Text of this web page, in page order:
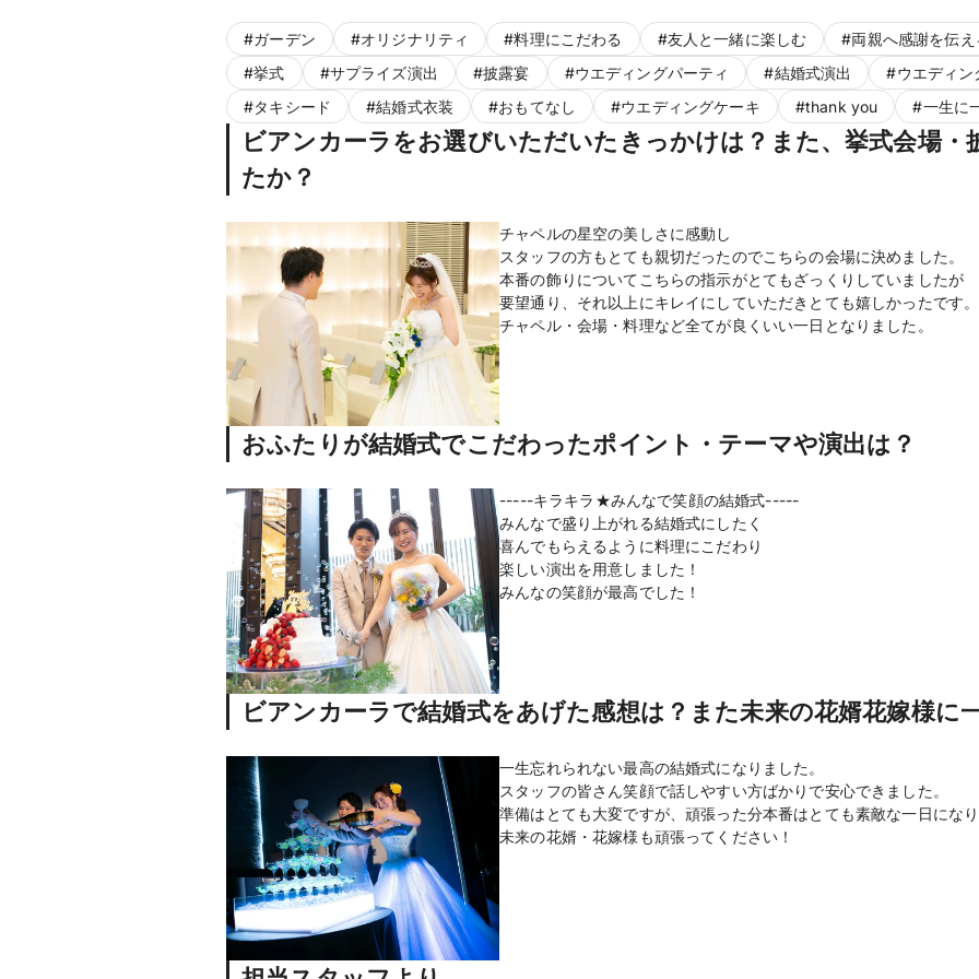
#ガーデン #オリジナリティ #料理にこだわる #友人と一緒に楽しむ #両親へ感謝を伝え
#挙式 #サプライズ演出 #披露宴 #ウエディングパーティ #結婚式演出 #ウエディン
#タキシード #結婚式衣装 #おもてなし #ウエディングケーキ #thank you #一生に
ビアンカーラをお選びいただいたきっかけは？また、挙式会場・
たか？
チャペルの星空の美しさに感動し
スタッフの方もとても親切だったのでこちらの会場に決めました。
本番の飾りについてこちらの指示がとてもざっくりしていましたが
要望通り、それ以上にキレイにしていただきとても嬉しかったです。
チャペル・会場・料理など全てが良くいい一日となりました。
おふたりが結婚式でこだわったポイント・テーマや演出は？
-----キラキラ★みんなで笑顔の結婚式-----
みんなで盛り上がれる結婚式にしたく
喜んでもらえるように料理にこだわり
楽しい演出を用意しました！
みんなの笑顔が最高でした！
ビアンカーラで結婚式をあげた感想は？また未来の花婿花嫁様に
一生忘れられない最高の結婚式になりました。
スタッフの皆さん笑顔で話しやすい方ばかりで安心できました。
準備はとても大変ですが、頑張った分本番はとても素敵な一日になり
未来の花婿・花嫁様も頑張ってください！